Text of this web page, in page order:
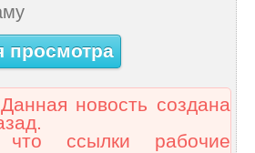
просмотра
Данная новость создана
что ссылки рабочие